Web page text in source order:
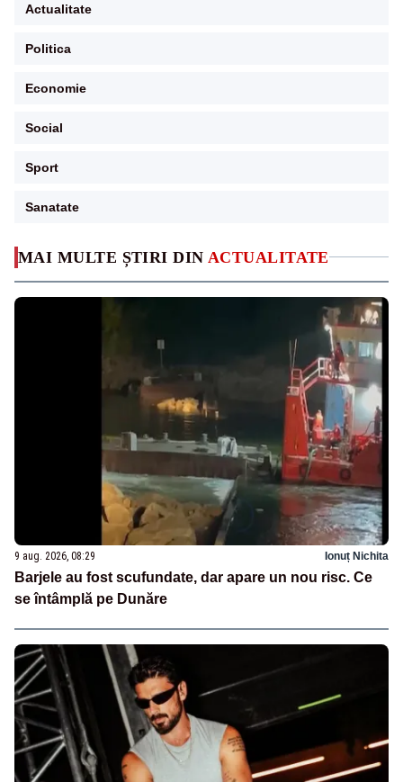
MAI MULTE ȘTIRI DIN ACTUALITATE
9 aug. 2026, 08:29 Ionuț Nichita
Barjele au fost scufundate, dar apare un nou risc. Ce
se întâmplă pe Dunăre
Actualitate
Politica
Economie
Social
Sport
Sanatate